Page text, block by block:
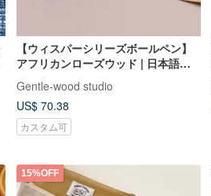
【ウィスパーシリーズボールペン】
アフリカンローズウッド | 日本語・
Gentle-wood studio
US$ 70.38
カスタム可
15%OFF